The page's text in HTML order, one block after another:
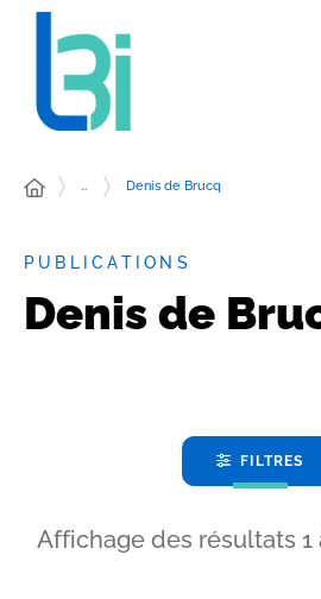
… Denis de Brucq
PUBLICATIONS
Denis de
FILTRES
Affichage des résultats 1